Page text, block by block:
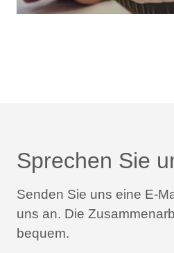
Sprechen Sie
Senden Sie uns eine E-
uns an. Die
bequem.